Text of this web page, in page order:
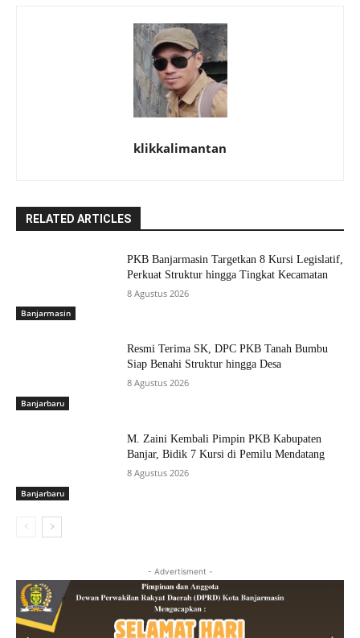
klikkalimantan
RELATED ARTICLES
Banjarmasin
PKB Banjarmasin Targetkan 8 Kursi Legislatif,
Perkuat Struktur hingga Tingkat Kecamatan
8 Agustus 2026
Banjarbaru
Resmi Terima SK, DPC PKB Tanah Bumbu
Siap Benahi Struktur hingga Desa
8 Agustus 2026
Banjarbaru
M. Zaini Kembali Pimpin PKB Kabupaten
Banjar, Bidik 7 Kursi di Pemilu Mendatang
8 Agustus 2026
- Advertisment -